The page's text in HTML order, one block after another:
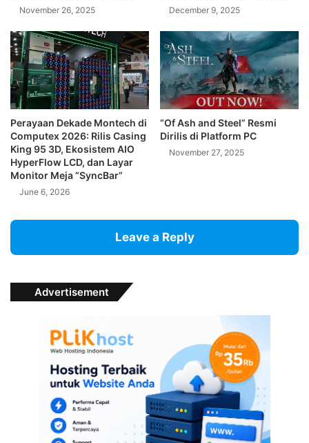
November 26, 2025 December 9, 2025
Perayaan Dekade Montech di
Computex 2026: Rilis Casing
King 95 3D, Ekosistem AIO
HyperFlow LCD, dan Layar
Monitor Meja “SyncBar”
June 6, 2026
“Of Ash and Steel” Resmi
Dirilis di Platform PC
November 27, 2025
Leave a Reply
Advertisement